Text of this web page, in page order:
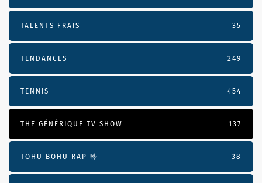
TALENTS FRAIS 35
TENDANCES 249
TENNIS 454
THE GÉNÉRIQUE TV SHOW 137
TOHU BOHU RAP 🤟 38